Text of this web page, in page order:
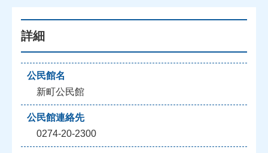
詳細
公民館名
新町公民館
公民館連絡先
0274-20-2300